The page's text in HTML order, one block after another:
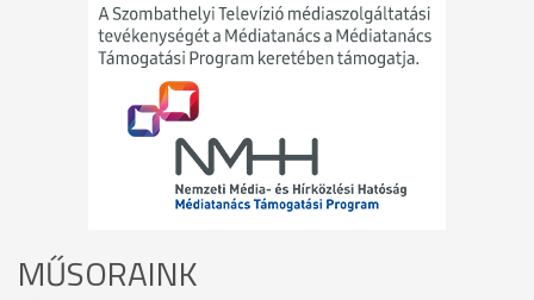
MŰSORAINK